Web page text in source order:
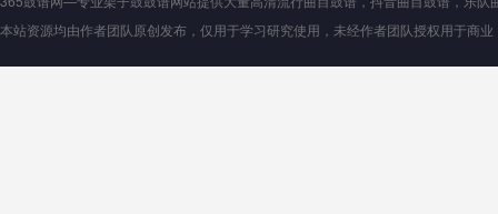
本站资源均由作者团队原创发布，仅用于学习研究使用，未经作者团队授权用于商